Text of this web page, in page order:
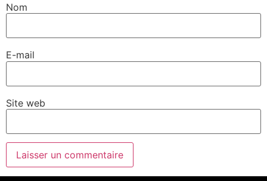
Nom
E-mail
Site web